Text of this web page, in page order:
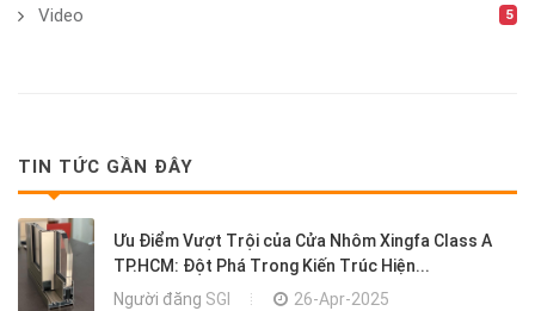
Video 5
TIN TỨC GẦN ĐÂY
Ưu Điểm Vượt Trội của Cửa Nhôm Xingfa Class A
TP.HCM: Đột Phá Trong Kiến Trúc Hiện...
Người đăng SGI 26-Apr-2025